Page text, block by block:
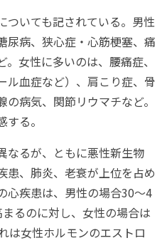
いても記されている。男性
尿病、狭心症・心筋梗塞、痛
女性に多いのは、腰痛症、
ル血症など）、肩こり症、骨
病気、関節リウマチなど。
る。
なるが、ともに悪性新生物
患、肺炎、老衰が上位を占め
心疾患は、男性の場合30～4
るのに対し、女性の場合は
は女性ホルモンのエストロ